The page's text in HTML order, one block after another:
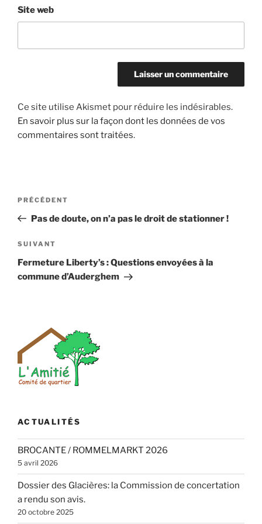
Site web
Ce site utilise Akismet pour réduire les indésirables.
En savoir plus sur la façon dont les données de vos
commentaires sont traitées.
Navigation
l’article
Article
précédent
PRÉCÉDENT
Pas de doute, on n’a pas le droit de stationner !
Article
suivant
SUIVANT
Fermeture Liberty’s : Questions envoyées à la
commune d’Auderghem
ACTUALITÉS
BROCANTE / ROMMELMARKT 2026
5 avril 2026
Dossier des Glacières: la Commission de concertation
a rendu son avis.
20 octobre 2025